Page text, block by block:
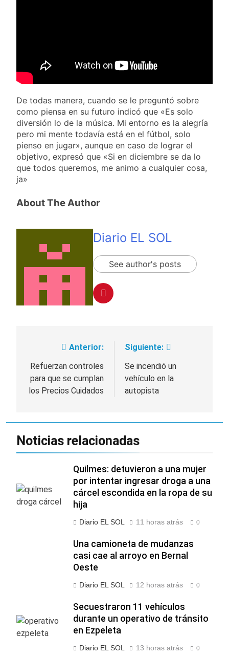
La CGT y las dos
CTA profundizan su
contra el Gobierno
De todas manera, cuando se le preguntó sobre
como piensa en su futuro indicó que «Es solo
diversión lo de la música. Mi entorno es la alegría
pero mi mente todavía está en el fútbol, solo
pienso en jugar», aunque en caso de lograr el
objetivo, expresó que «Si en diciembre se da lo
que todos queremos, me animo a cualquier cosa,
ja»
About The Author
Diario EL SOL
See author's posts
Navegación
de
entradas
Anterior:
Refuerzan controles
para que se cumplan
los Precios Cuidados
Siguiente:
Se incendió un
vehículo en la
autopista
Noticias relacionadas
Quilmes: detuvieron a una mujer
por intentar ingresar droga a una
cárcel escondida en la ropa de su
hija
Diario EL SOL 11 horas atrás 0
Una camioneta de mudanzas
casi cae al arroyo en Bernal
Oeste
Diario EL SOL 12 horas atrás 0
Secuestraron 11 vehículos
durante un operativo de tránsito
en Ezpeleta
Diario EL SOL 13 horas atrás 0